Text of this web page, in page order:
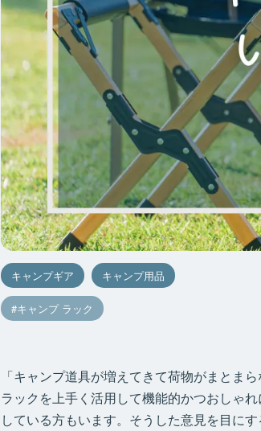
キャンプギア キャンプ用品
キャンプ ラック
「キャンプ道具が増えてきて荷物がまとま
ラックを上手く活用して機能的かつおしゃ
している方もいます。そうした意見を目に